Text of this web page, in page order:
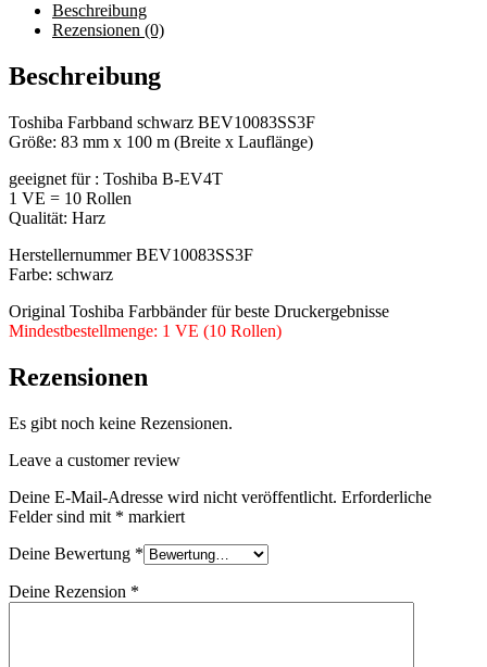
Beschreibung
Rezensionen (0)
Beschreibung
Toshiba Farbband schwarz BEV10083SS3F
Größe: 83 mm x 100 m (Breite x Lauflänge)
geeignet für : Toshiba B-EV4T
1 VE = 10 Rollen
Qualität: Harz
Herstellernummer BEV10083SS3F
Farbe: schwarz
Original Toshiba Farbbänder für beste Druckergebnisse
Mindestbestellmenge: 1 VE (10 Rollen)
Rezensionen
Es gibt noch keine Rezensionen.
Leave a customer review
Deine E-Mail-Adresse wird nicht veröffentlicht. Erforderliche
Felder sind mit * markiert
Deine Bewertung *
Deine Rezension *